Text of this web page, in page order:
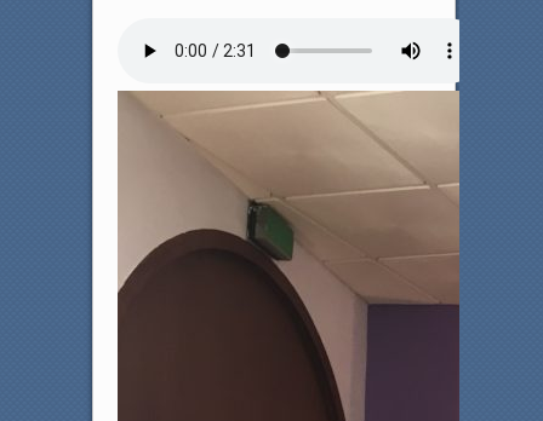
o
r